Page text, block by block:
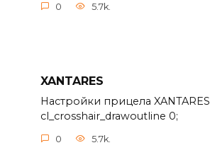
0 5.7k.
XANTARES
Настройки прицела XANTARES
cl_crosshair_drawoutline 0;
0 5.7k.